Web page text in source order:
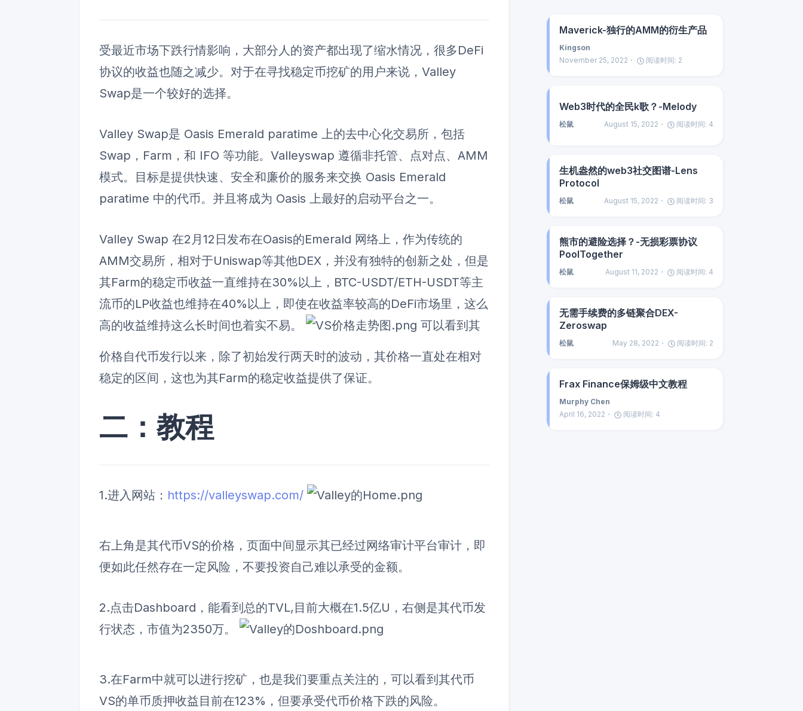
受最近市场下跌行情影响，大部分人的资产都出现了缩水情况，很多DeFi
协议的收益也随之减少。对于在寻找稳定币挖矿的用户来说，Valley
Swap是一个较好的选择。
Valley Swap是 Oasis Emerald paratime 上的去中心化交易所，包括
Swap，Farm，和 IFO 等功能。Valleyswap 遵循非托管、点对点、AMM
模式。目标是提供快速、安全和廉价的服务来交换 Oasis Emerald
paratime 中的代币。并且将成为 Oasis 上最好的启动平台之一。
Valley Swap 在2月12日发布在Oasis的Emerald 网络上，作为传统的
AMM交易所，相对于Uniswap等其他DEX，并没有独特的创新之处，但是
其Farm的稳定币收益一直维持在30%以上，BTC-USDT/ETH-USDT等主
流币的LP收益也维持在40%以上，即使在收益率较高的DeFi市场里，这么
高的收益维持这么长时间也着实不易。
可以看到其
价格自代币发行以来，除了初始发行两天时的波动，其价格一直处在相对
稳定的区间，这也为其Farm的稳定收益提供了保证。
二：教程
1.进入网站： https://valleyswap.com/
右上角是其代币VS的价格，页面中间显示其已经过网络审计平台审计，即
便如此任然存在一定风险，不要投资自己难以承受的金额。
2.点击Dashboard，能看到总的TVL,目前大概在1.5亿U，右侧是其代币发
行状态，市值为2350万。
3.在Farm中就可以进行挖矿，也是我们要重点关注的，可以看到其代币
VS的单币质押收益目前在123%，但要承受代币价格下跌的风险。
Maverick-独行的AMM的衍生产品
Kingson
November 25, 2022
阅读时间: 2
Web3时代的全民k歌？-Melody
松鼠 August 15, 2022 阅读时间: 4
生机盎然的web3社交图谱-Lens
Protocol
松鼠 August 15, 2022 阅读时间: 3
熊市的避险选择？-无损彩票协议
PoolTogether
松鼠 August 11, 2022 阅读时间: 4
无需手续费的多链聚合DEX-
Zeroswap
松鼠 May 28, 2022 阅读时间: 2
Frax Finance保姆级中文教程
Murphy Chen
April 16, 2022
阅读时间: 4